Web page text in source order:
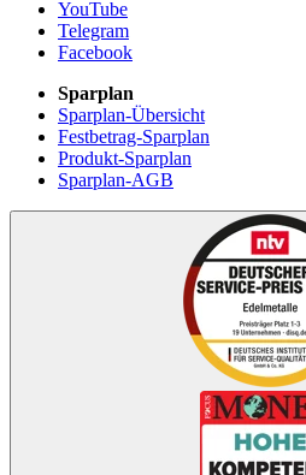
YouTube
Telegram
Facebook
Sparplan
Sparplan-Übersicht
Festbetrag-Sparplan
Produkt-Sparplan
Sparplan-AGB